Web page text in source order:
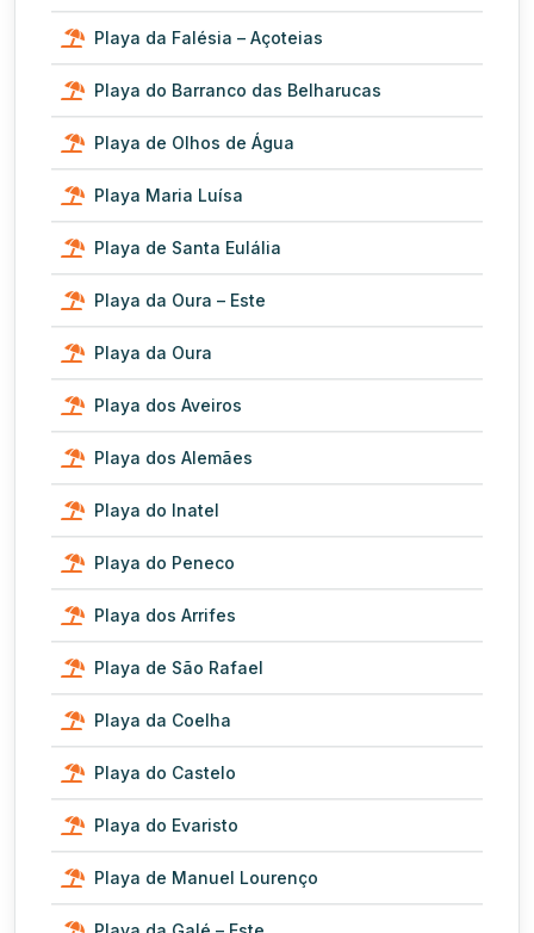
Playa da Falésia – Açoteias
Playa do Barranco das Belharucas
Playa de Olhos de Água
Playa Maria Luísa
Playa de Santa Eulália
Playa da Oura – Este
Playa da Oura
Playa dos Aveiros
Playa dos Alemães
Playa do Inatel
Playa do Peneco
Playa dos Arrifes
Playa de São Rafael
Playa da Coelha
Playa do Castelo
Playa do Evaristo
Playa de Manuel Lourenço